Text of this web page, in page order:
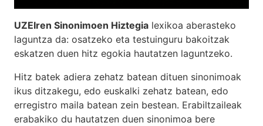
UZEIren Sinonimoen Hiztegia lexikoa aberasteko
laguntza da: osatzeko eta testuinguru bakoitzak
eskatzen duen hitz egokia hautatzen laguntzeko.
Hitz batek adiera zehatz batean dituen sinonimoak
ikus ditzakegu, edo euskalki zehatz batean, edo
erregistro maila batean zein bestean. Erabiltzaileak
erabakiko du hautatzen duen sinonimoa bere